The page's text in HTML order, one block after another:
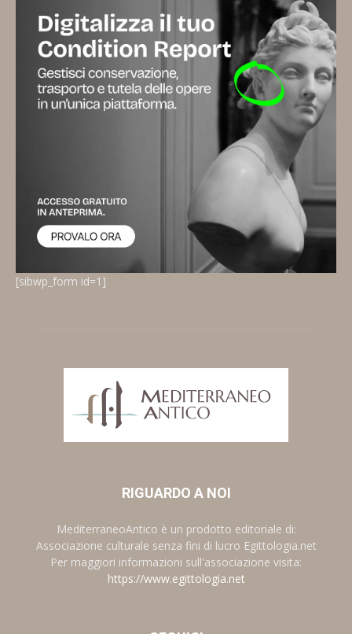
[sibwp_form id=1]
RIGUARDO A NOI
MediterraneoAntico è un prodotto editoriale di:
Associazione culturale senza fini di lucro Egittologia.net
Per maggiori informazioni sull'associazione visita:
https://www.egittologia.net